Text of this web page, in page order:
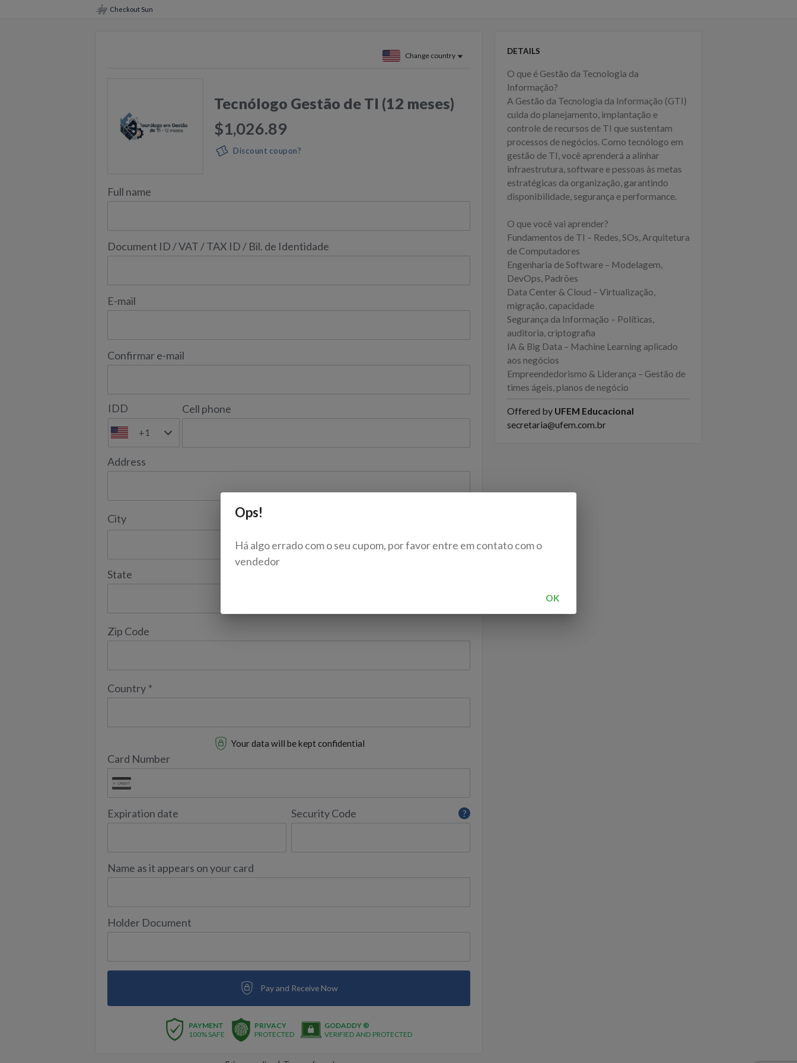
Checkout Sun
Change country
Tecnólogo Gestão de TI (12 meses)
$1,026.89
Discount coupon?
Full name
Document ID / VAT / TAX ID / Bil. de Identidade
E-mail
Confirmar e-mail
IDD
+1
Cell phone
Address
City
State
Zip Code
Country *
Your data will be kept confidential
Card Number
Expiration date ?
Security Code
Name as it appears on your card
Holder Document
Pay and Receive Now
PAYMENT
100% SAFE
PRIVACY
PROTECTED
GODADDY ®
VERIFIED AND PROTECTED
DETAILS
O que é Gestão da Tecnologia da
Informação?
A Gestão da Tecnologia da Informação (GTI)
cuida do planejamento, implantação e
controle de recursos de TI que sustentam
processos de negócios. Como tecnólogo em
gestão de TI, você aprenderá a alinhar
infraestrutura, software e pessoas às metas
estratégicas da organização, garantindo
disponibilidade, segurança e performance.
O que você vai aprender?
Fundamentos de TI – Redes, SOs, Arquitetura
de Computadores
Engenharia de Software – Modelagem,
DevOps, Padrões
Data Center & Cloud – Virtualização,
migração, capacidade
Segurança da Informação – Políticas,
auditoria, criptografia
IA & Big Data – Machine Learning aplicado
aos negócios
Empreendedorismo & Liderança – Gestão de
times ágeis, planos de negócio
Offered by UFEM Educacional
secretaria@ufem.com.br
Ops!
Há algo errado com o seu cupom, por favor entre em contato com o
vendedor
OK